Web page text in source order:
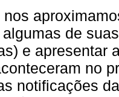
nos
de
e apresentar
no
notificações